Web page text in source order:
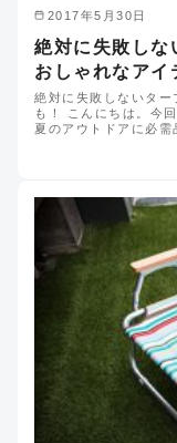
2017年5月30日
絶対に失敗しな
おしゃれなアイ
絶対に失敗しないター
も！ こんにちは。今
夏のアウトドアに必